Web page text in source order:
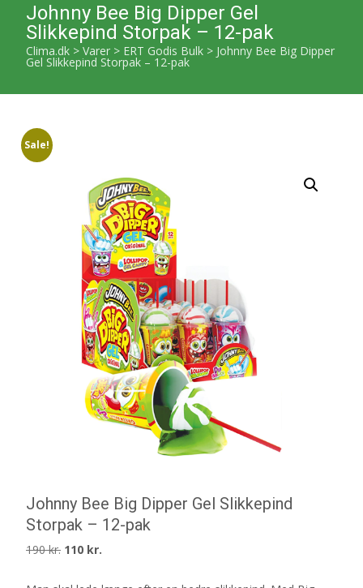
Johnny Bee Big Dipper Gel
Slikkepind Storpak – 12-pak
Clima.dk > Varer > ERT Godis Bulk > Johnny Bee Big Dipper
Gel Slikkepind Storpak – 12-pak
Sale!
Johnny Bee Big Dipper Gel Slikkepind
Storpak – 12-pak
190kr. Den
110 kr.